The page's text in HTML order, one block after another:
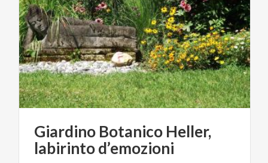
Giardino Botanico Heller,
labirintod’emozioni